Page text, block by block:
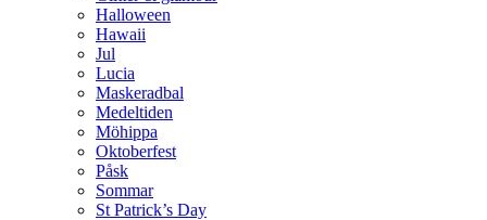
Halloween
Hawaii
Jul
Lucia
Maskeradbal
Medeltiden
Möhippa
Oktoberfest
Påsk
Sommar
St Patrick’s Day